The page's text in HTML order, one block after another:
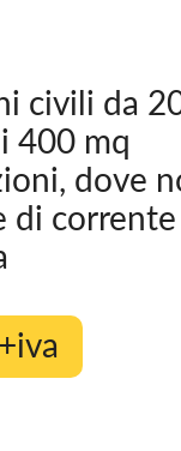
civili da
400 mq
dove
di corrente